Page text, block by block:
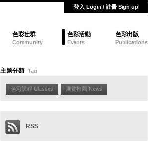
登入 Login / 註冊 Sign up
色彩社群
Community
色彩活動
Events
色彩出版
Publications
主題分類 Tag
色彩課程 Classes 展覽推薦 News
RSS